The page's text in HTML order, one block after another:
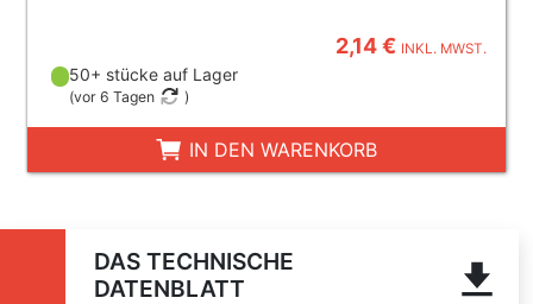
2,14 € INKL. MWST.
50+ stücke auf Lager
(vor 6 Tagen )
IN DEN WARENKORB
DAS TECHNISCHE
DATENBLATT